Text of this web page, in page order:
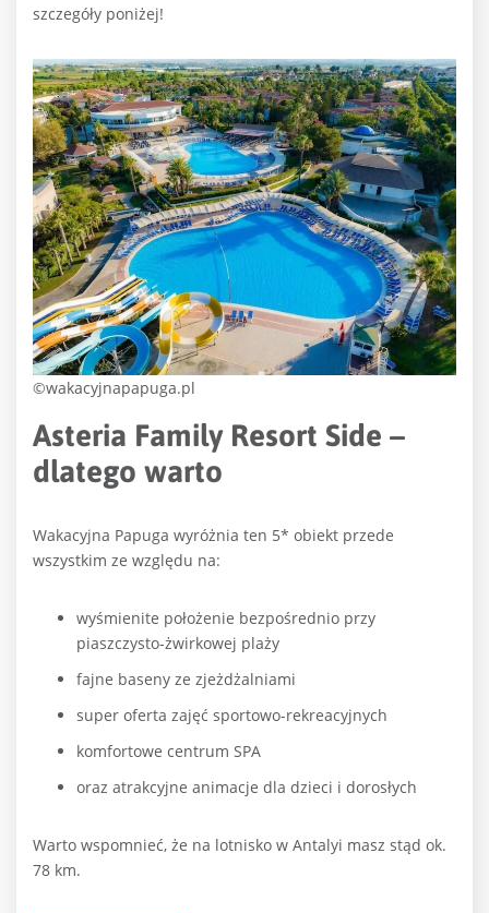
szczegóły poniżej!
©wakacyjnapapuga.pl
Asteria Family Resort Side –
dlatego warto
Wakacyjna Papuga wyróżnia ten 5* obiekt przede
wszystkim ze względu na:
wyśmienite położenie bezpośrednio przy
piaszczysto-żwirkowej plaży
fajne baseny ze zjeżdżalniami
super oferta zajęć sportowo-rekreacyjnych
komfortowe centrum SPA
oraz atrakcyjne animacje dla dzieci i dorosłych
Warto wspomnieć, że na lotnisko w Antalyi masz stąd ok.
78 km.